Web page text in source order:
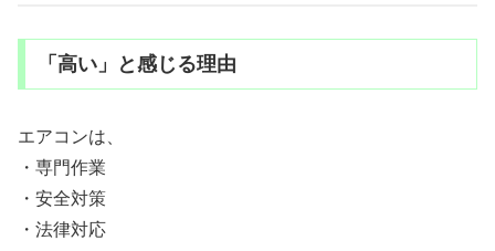
「高い」と感じる理由
エアコンは、
・専門作業
・安全対策
・法律対応